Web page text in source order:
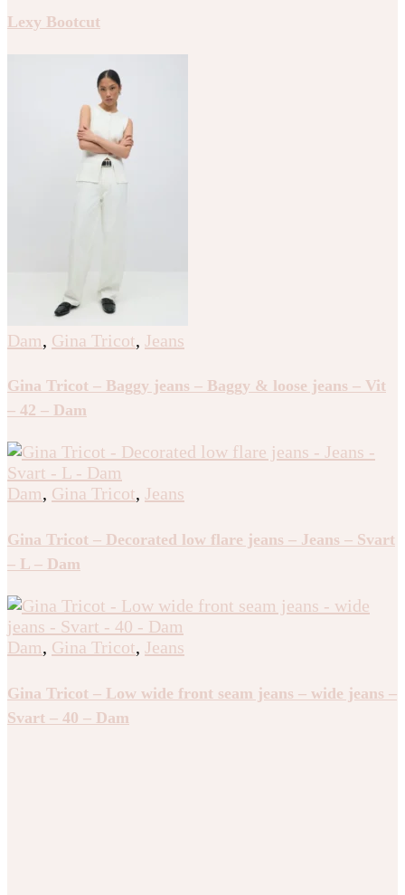
Lexy Bootcut
Dam, Gina Tricot, Jeans
Gina Tricot – Baggy jeans – Baggy & loose jeans – Vit
– 42 – Dam
Dam, Gina Tricot, Jeans
Gina Tricot – Decorated low flare jeans – Jeans – Svart
– L – Dam
Dam, Gina Tricot, Jeans
Gina Tricot – Low wide front seam jeans – wide jeans –
Svart – 40 – Dam